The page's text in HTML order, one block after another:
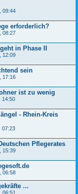
09:44
erforderlich?
08:27
in Phase II
12:09
sein
17:16
ist zu wenig
14:50
- Rhein-Kreis
07:23
Pflegerates
15:39
06:58
...
06:51